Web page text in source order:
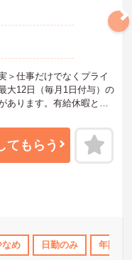
休暇取得実績あり
＞仕事だけでなくプライ
大12日（毎月1日付与）の
あります。有給休暇とは
残業は月平均10時間程
ムを整えやすく、無理な
なく、キャリアアップ制
せます。
てもらう
なめ 日勤のみ 年間休